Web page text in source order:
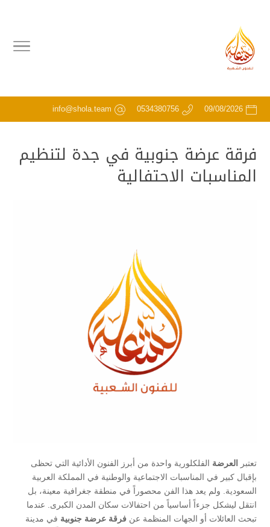
09/08/2026
0534380756
info@shola.team
فرقة عرضة جنوبية في جدة لتنظيم
المناسبات الاحتفالية
تعتبر العرضة الفلكلورية واحدة من أبرز الفنون الأدائية التي تحظى
بإقبال كبير في المناسبات الاجتماعية والوطنية في المملكة العربية
السعودية. ولم يعد هذا الفن محصوراً في منطقة جغرافية معينة، بل
انتقل ليشكل جزءاً أساسياً من احتفالات سكان المدن الكبرى. عندما
تبحث العائلات أو الجهات المنظمة عن فرقة عرضة جنوبية في مدينة